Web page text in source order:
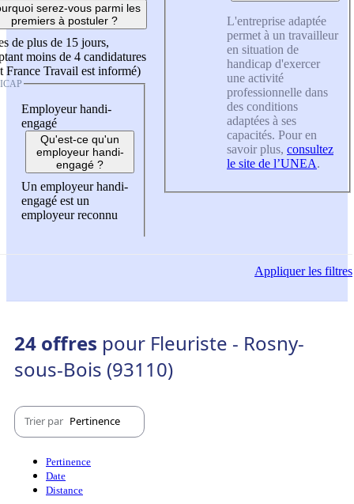
serez-vous parmi les
premiers à postuler ?
de plus de 15 jours,
moins de 4 candidatures
France Travail est informé)
Employeur handi-
engagé
Qu'est-ce qu'un
employeur handi-
engagé ?
Un employeur handi-
engagé est un
employeur reconnu
L'entreprise adaptée
permet à un travailleur
en situation de
handicap d'exercer
une activité
professionnelle dans
des conditions
adaptées à ses
capacités. Pour en
savoir plus, consultez
le site de l’UNEA.
Appliquerles filtres
24 offres pour Fleuriste - Rosny-
sous-Bois (93110)
Trier par Pertinence
Pertinence
Date
Distance